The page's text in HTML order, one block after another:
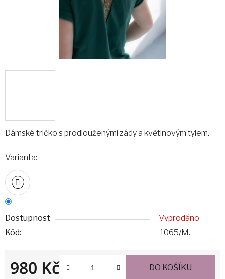
Dámské tričko s prodlouženými zády a květinovým tylem.
Varianta:
Dostupnost
Vyprodáno
Kód:
1065/M.
980 Kč DO KOŠÍKU